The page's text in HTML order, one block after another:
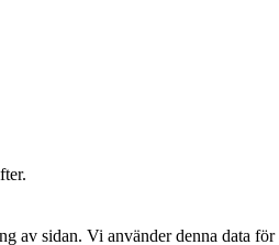
sidan. Vi använder denna data för